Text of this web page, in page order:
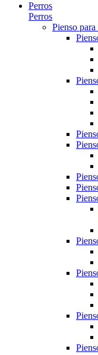
Perros
Perros
Pienso para